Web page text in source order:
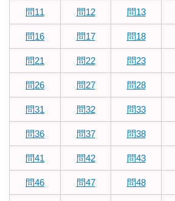
問11 問12 問13
問16 問17 問18
問21 問22 問23
問26 問27 問28
問31 問32 問33
問36 問37 問38
問41 問42 問43
問46 問47 問48